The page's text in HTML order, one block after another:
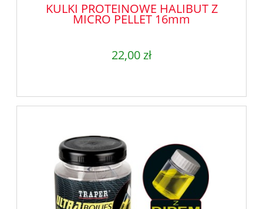
KULKI PROTEINOWE HALIBUT Z
MICRO PELLET 16mm
22,00 zł